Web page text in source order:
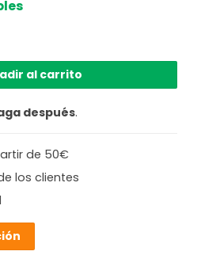
de metal moderno Mexlite Prato
al carrito
después.
de 50€
los clientes